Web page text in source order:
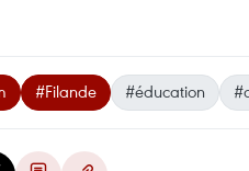
#Filande #éducation